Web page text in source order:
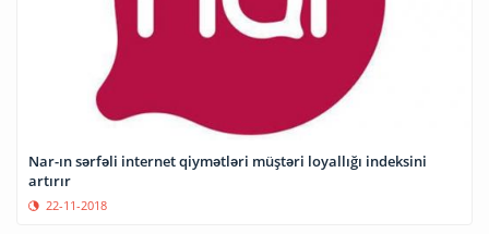
Nar-ın sərfəli internet qiymətləri müştəri loyallığı indeksini
artırır
22-11-2018